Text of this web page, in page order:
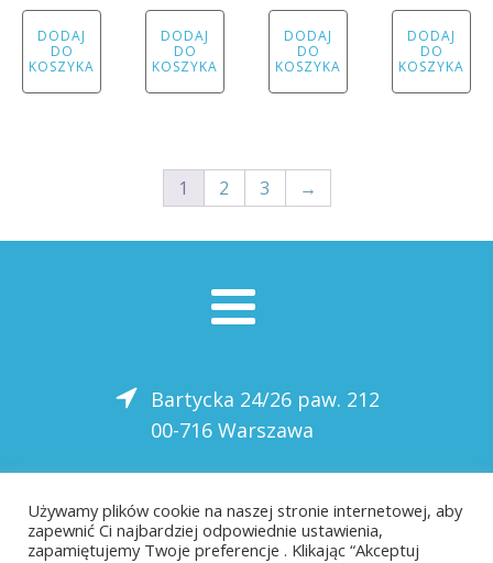
wynosiła:
2061,00 zł.
cena
wynosi:
1855,00 zł.
DODAJ
DO
KOSZYKA
cena
wynosiła:
2061,00 zł.
Aktualna
cena
wynosi:
1855,00 zł.
DODAJ
DO
KOSZYKA
wynosiła:
2131,00 zł.
cena
wynosi:
1918,00 zł.
DODAJ
DO
KOSZYKA
cena
wynosiła:
2131,00 zł.
cena
DODAJ
DO
KOSZYKA
1 2 3 →
Bartycka 24/26 paw. 212
00-716 Warszawa
22 559-10-50
biuro@saloni.pl
Używamy plików cookie na naszej stronie internetowej, aby
zapewnić Ci najbardziej odpowiednie ustawienia,
zapamiętujemy Twoje preferencje . Klikając “Akceptuj